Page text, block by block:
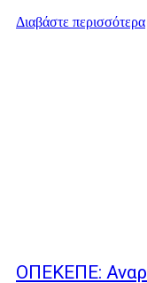
Διαβάστε περισσότερα
ΟΠΕΚΕΠΕ: